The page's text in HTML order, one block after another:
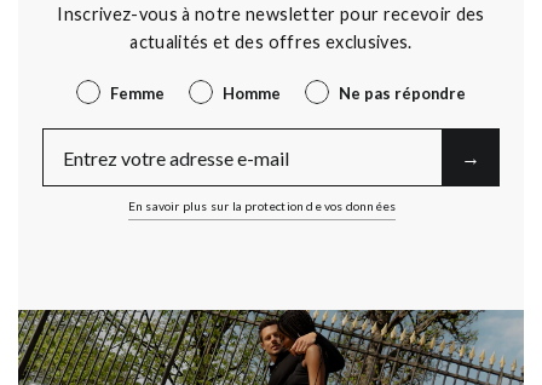
Inscrivez-vous à notre newsletter pour recevoir des
actualités et des offres exclusives.
Genre Femme Homme Ne pas répondre
→︎
En savoir plus sur la protection de vos données